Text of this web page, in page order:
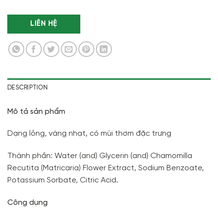
LIÊN HỆ
DESCRIPTION
Mô tả sản phẩm
Dạng lỏng, vàng nhạt, có mùi thơm đặc trưng
Thành phần: Water (and) Glycerin (and) Chamomilla
Recutita (Matricaria) Flower Extract, Sodium Benzoate,
Potassium Sorbate, Citric Acid.
Công dụng